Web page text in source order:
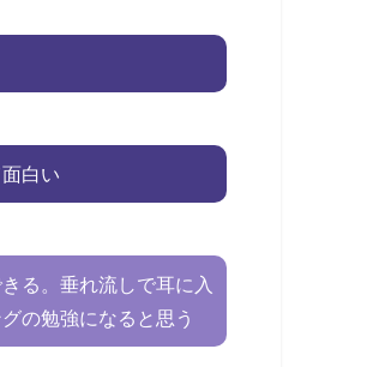
白い
る。垂れ流しで耳に入
の勉強になると思う